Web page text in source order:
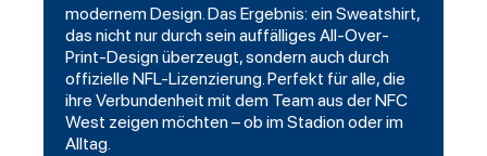
modernem Design. Das Ergebnis: ein Sweatshirt,
das nicht nur durch sein auffälliges All-Over-
Print-Design überzeugt, sondern auch durch
offizielle NFL-Lizenzierung. Perfekt für alle, die
ihre Verbundenheit mit dem Team aus der NFC
West zeigen möchten – ob im Stadion oder im
Alltag.